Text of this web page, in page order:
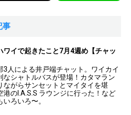
事
ワイで起きたこと7月4週め【チャッ
3人による井戸端チャット。ワイカイ
なシャトルバスが登場！カタマラン
ながらサンセットとマイタイを堪
港のI.A.S.S ラウンジに行った！など
いろいろ〜。